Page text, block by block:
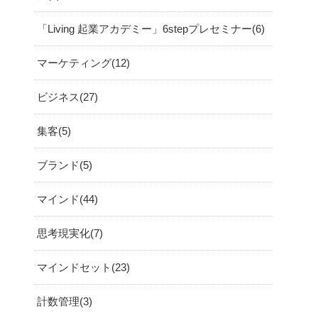
「Living 起業アカデミー」6stepプレセミナー 6
マーケティング 12
ビジネス 27
集客 5
ブランド 5
マインド 44
思考現実化 7
マインドセット 23
計数管理 3